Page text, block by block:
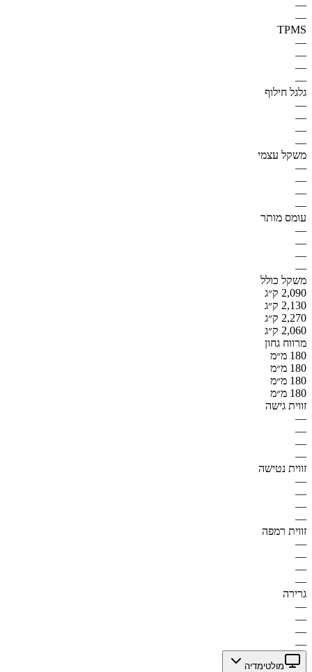
—
—
TPMS
—
—
—
—
גלגל חילוף
—
—
—
—
משקל עצמי
—
—
—
—
עומס מותר
—
—
—
—
משקל כולל
2,090 ק״ג
2,130 ק״ג
2,270 ק״ג
2,060 ק״ג
מרווח גחון
180 מ״מ
180 מ״מ
180 מ״מ
180 מ״מ
זווית גישה
—
—
—
—
זווית נטישה
—
—
—
—
זווית רמפה
—
—
—
—
גרירה
—
—
—
—
מולטימדיה